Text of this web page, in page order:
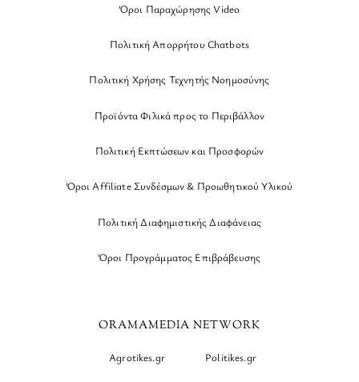
Όροι Παραχώρησης Video
Πολιτική Απορρήτου Chatbots
Πολιτική Χρήσης Τεχνητής Νοημοσύνης
Προϊόντα Φιλικά προς το Περιβάλλον
Πολιτική Εκπτώσεων και Προσφορών
Όροι Affiliate Συνδέσμων & Προωθητικού Υλικού
Πολιτική Διαφημιστικής Διαφάνειας
Όροι Προγράμματος Επιβράβευσης
ORAMAMEDIA NETWORK
Agrotikes.gr Politikes.gr